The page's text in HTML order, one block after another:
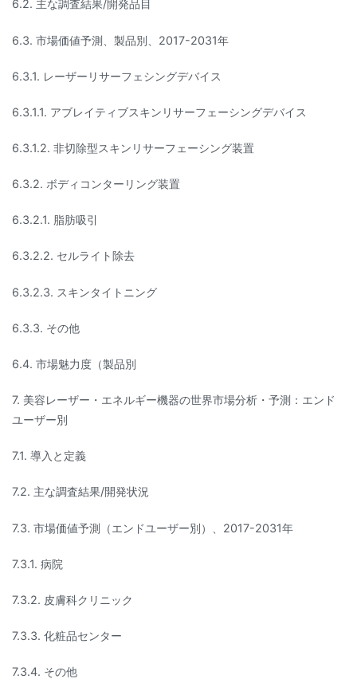
6.2. 主な調査結果/開発品目
6.3. 市場価値予測、製品別、2017-2031年
6.3.1. レーザーリサーフェシングデバイス
6.3.1.1. アブレイティブスキンリサーフェーシングデバイス
6.3.1.2. 非切除型スキンリサーフェーシング装置
6.3.2. ボディコンターリング装置
6.3.2.1. 脂肪吸引
6.3.2.2. セルライト除去
6.3.2.3. スキンタイトニング
6.3.3. その他
6.4. 市場魅力度（製品別
7. 美容レーザー・エネルギー機器の世界市場分析・予測：エンド
ユーザー別
7.1. 導入と定義
7.2. 主な調査結果/開発状況
7.3. 市場価値予測（エンドユーザー別）、2017-2031年
7.3.1. 病院
7.3.2. 皮膚科クリニック
7.3.3. 化粧品センター
7.3.4. その他